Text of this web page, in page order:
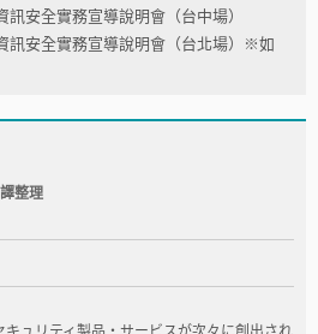
安全實務宣導說明會（台中場）
訊安全實務宣導說明會（台北場）※如
整理